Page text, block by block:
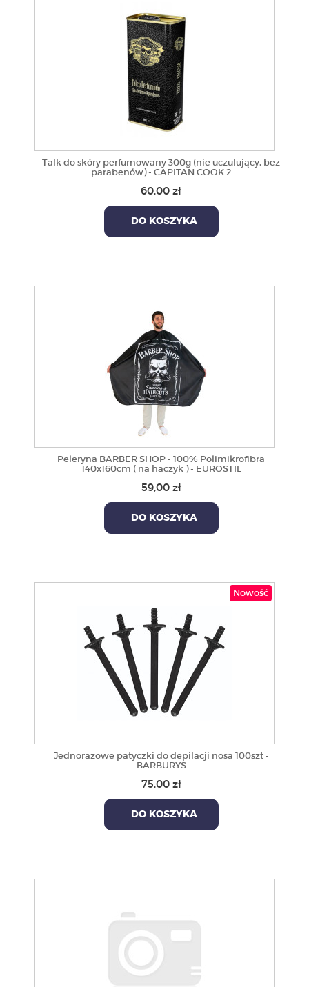
Talk do skóry perfumowany 300g (nie uczulujący, bez
parabenów) - CAPITAN COOK 2
60,00 zł
DO KOSZYKA
Peleryna BARBER SHOP - 100% Polimikrofibra
140x160cm ( na haczyk ) - EUROSTIL
59,00 zł
DO KOSZYKA
Nowość
Jednorazowe patyczki do depilacji nosa 100szt -
BARBURYS
75,00 zł
DO KOSZYKA